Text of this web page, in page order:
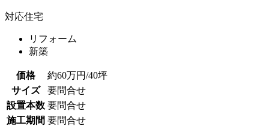
対応住宅
リフォーム
新築
価格
約60万円/40坪
サイズ
要問合せ
設置本数 要問合せ
施工期間 要問合せ